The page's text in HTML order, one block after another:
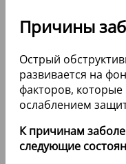
Причины
Острый
развивается на
факторов, которые
ослаблением
К причинам
следующие